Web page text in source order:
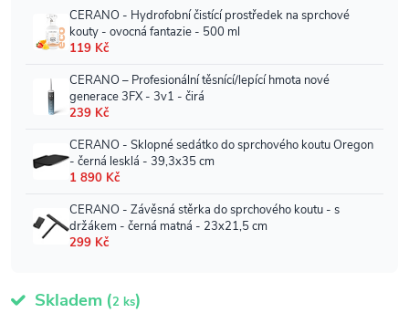
Skladem (2 ks)